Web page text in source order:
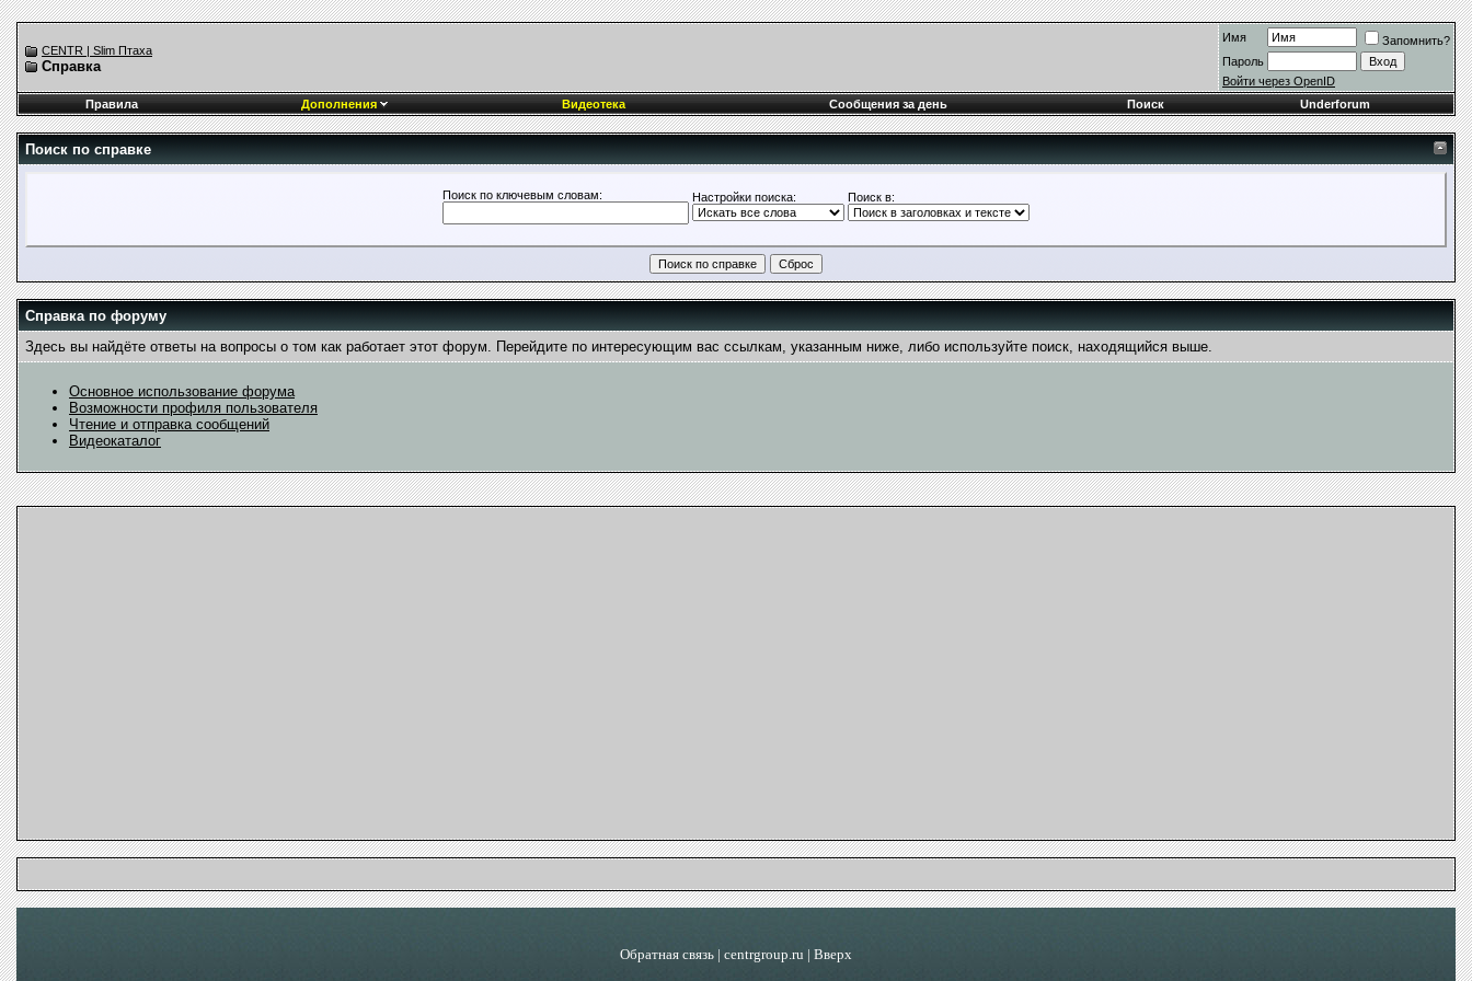
CENTR | Slim Птаха
Справка
Имя
Запомнить?
Пароль
Войти через OpenID
Правила
Дополнения Видеотека Сообщения за день Поиск Underforum
Поиск по справке
Поиск по ключевым словам: Настройки поиска: Поиск в:
Справка по форуму
Здесь вы найдёте ответы на вопросы о том как работает этот форум. Перейдите по интересующим вас ссылкам, указанным ниже, либо используйте поиск, находящийся выше.
Основное использование форума
Возможности профиля пользователя
Чтение и отправка сообщений
Видеокаталог
Обратная связь | centrgroup.ru | Вверх